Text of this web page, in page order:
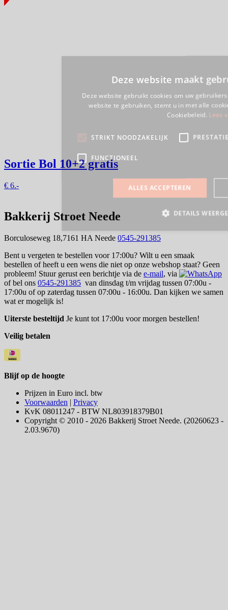
Sortie Bol 10+2 gratis
€ 6.-
Bakkerij Stroet Neede
Borculoseweg 18,7161 HA Neede 0545-291385
Bent u vergeten te bestellen voor 17:00u? Wilt u een smaak
bestellen of heeft u een wens die niet op onze webshop staat? Geen
probleem! Stuur gerust een berichtje via de e-mail, via
of bel ons 0545-291385 van dinsdag t/m vrijdag tussen 07:00u -
17:00u of op zaterdag tussen 07:00u - 16:00u. Dan kijken we samen
wat er mogelijk is!
Uiterste besteltijd Je kunt tot 17:00u voor morgen bestellen!
Veilig betalen
Blijf op de hoogte
Prijzen in Euro incl. btw
Voorwaarden | Privacy
KvK 08011247 - BTW NL803918379B01
Copyright © 2010 - 2026 Bakkerij Stroet Neede. (20260623 -
2.03.9670)